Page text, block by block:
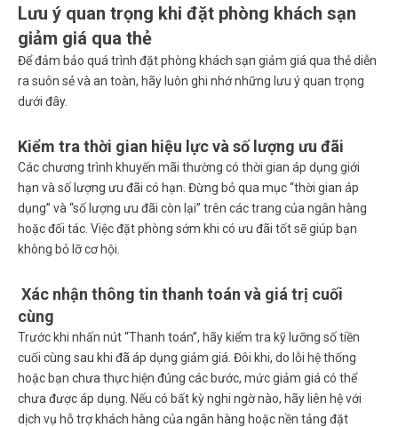
Lưu ý quan trọng khi đặt phòng khách sạn
giảm giá qua thẻ
Để đảm bảo quá trình đặt phòng khách sạn giảm giá qua thẻdiễn
ra suôn sẻ và an toàn, hãy luôn ghi nhớ những lưu ý quan trọng
dưới đây.
Kiểm tra thời gian hiệu lực và số lượng ưu đãi
Các chương trình khuyến mãi thường có thời gian áp dụng giới
hạn và số lượng ưu đãi có hạn. Đừng bỏ qua mục “thời gian áp
dụng” và “số lượng ưu đãi còn lại” trên các trang của ngân hàng
hoặc đối tác. Việc đặt phòng sớm khi có ưu đãi tốt sẽ giúp bạn
không bỏ lỡ cơ hội.
Xác nhận thông tin thanh toán và giá trị cuối
cùng
Trước khi nhấn nút “Thanh toán”, hãy kiểm tra kỹ lưỡng số tiền
cuối cùng sau khi đã áp dụng giảm giá. Đôi khi, do lỗi hệ thống
hoặc bạn chưa thực hiện đúng các bước, mức giảm giá có thể
chưa được áp dụng. Nếu có bất kỳ nghi ngờ nào, hãy liên hệ với
dịch vụ hỗ trợ khách hàng của ngân hàng hoặc nền tảng đặt